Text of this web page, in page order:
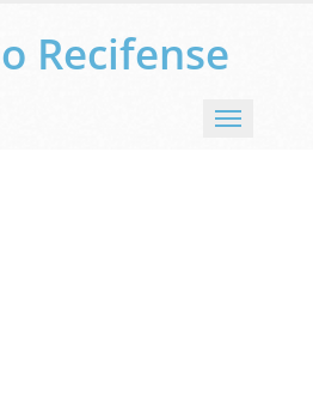
Recifense
Menu